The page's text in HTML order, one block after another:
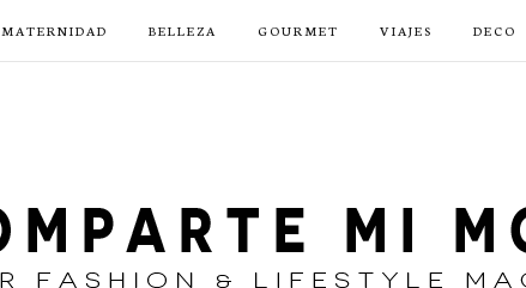
MATERNIDAD BELLEZA GOURMET VIAJES DECO